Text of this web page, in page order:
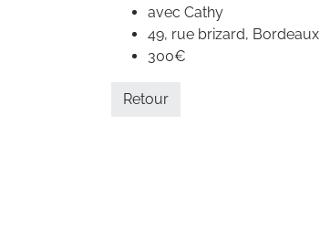
avec Cathy
49, rue brizard, Bordeaux
300€
Retour